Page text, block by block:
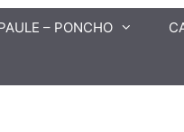
– PONCHO